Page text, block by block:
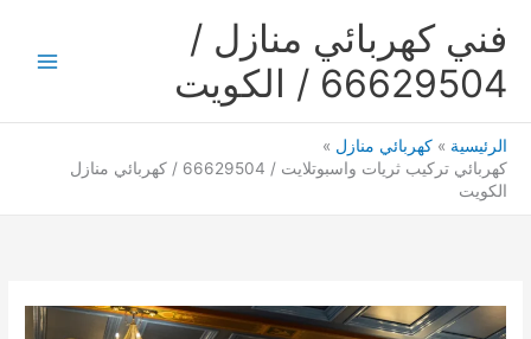
فني كهربائي منازل /
66629504 / الكويت
الرئيسية
كهربائي منازل
كهربائي تركيب ثريات واسبوتلايت / 66629504 / كهربائي منازل
الكويت